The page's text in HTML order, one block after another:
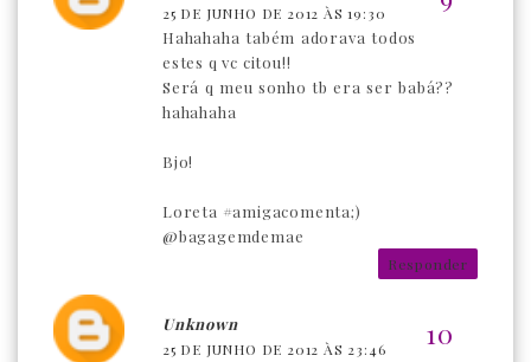
25 DE JUNHO DE 2012 ÀS 19:30
Hahahaha tabém adorava todos
estes q vc citou!!
Será q meu sonho tb era ser babá??
hahahaha
Bjo!
Loreta #amigacomenta;)
@bagagemdemae
Responder
Unknown
25 DE JUNHO DE 2012 ÀS 23:46